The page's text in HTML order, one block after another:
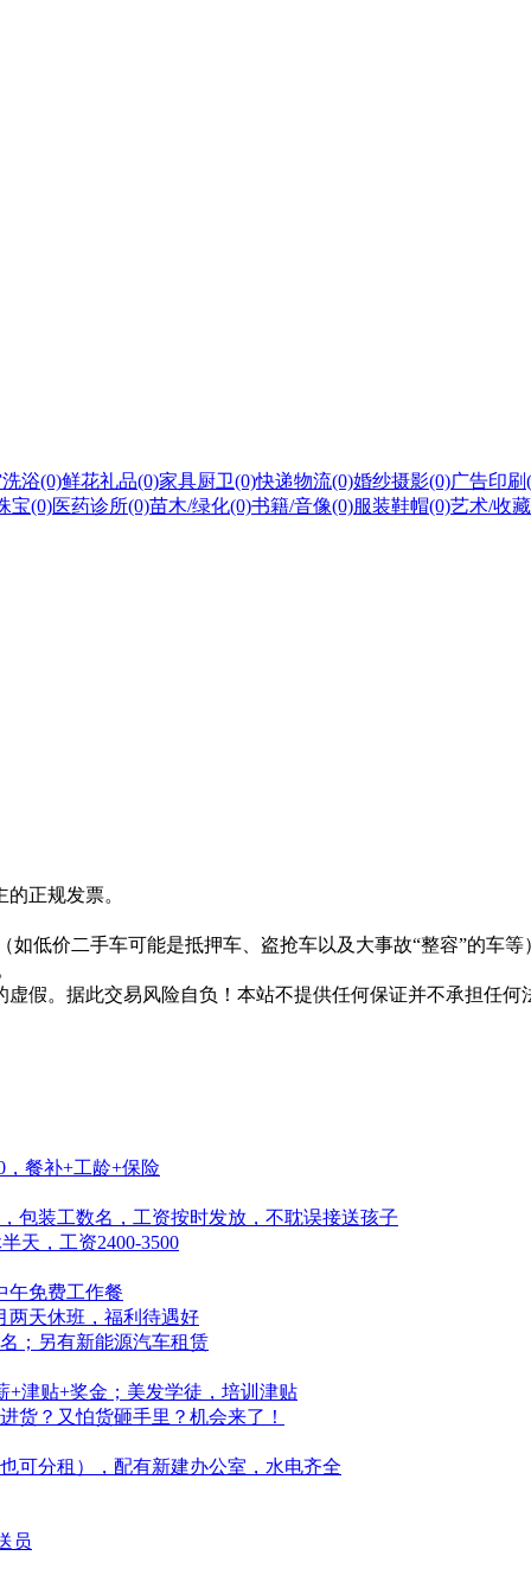
浴(0)鲜花礼品(0)家具厨卫(0)快递物流(0)婚纱摄影(0)广告印刷
宝(0)医药诊所(0)苗木/绿化(0)书籍/音像(0)服装鞋帽(0)艺术/收藏
正规发票。
低价二手车可能是抵押车、盗抢车以及大事故“整容”的车等
假。据此交易风险自负！本站不提供任何保证并不承担任何
，餐补+工龄+保险
包装工数名，工资按时发放，不耽误接送孩子
天，工资2400-3500
午免费工作餐
两天休班，福利待遇好
；另有新能源汽车租赁
+津贴+奖金；美发学徒，培训津贴
货？又怕货砸手里？机会来了！
可分租），配有新建办公室，水电齐全
员